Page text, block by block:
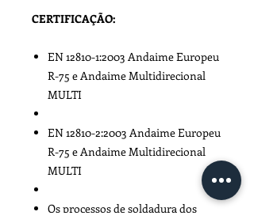
CERTIFICAÇÃO:
EN 12810-1:2003 Andaime Europeu
R-75 e Andaime Multidirecional
MULTI
EN 12810-2:2003 Andaime Europeu
R-75 e Andaime Multidirecional
MULTI
Os processos de soldadura dos